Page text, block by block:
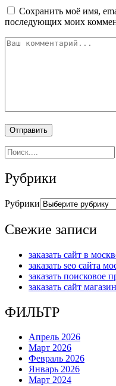
Сохранить моё имя,
последующих моих
Рубрики
Рубрики
Свежие записи
заказать сайт в
заказать seo сайта
заказать поисковое
заказать сайт магазин
ФИЛЬТР
Апрель 2026
Март 2026
Февраль 2026
Январь 2026
Март 2024